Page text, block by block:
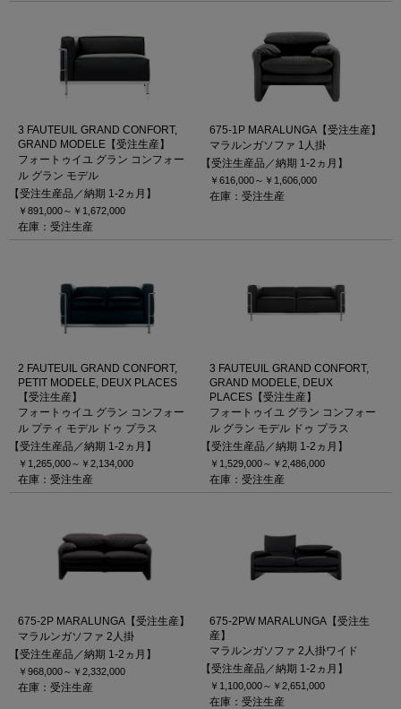
3 FAUTEUIL GRAND CONFORT,
GRAND MODELE【受注生産】
フォートゥイユ グラン コンフォー
ル グラン モデル
【受注生産品／納期 1-2ヵ月】
￥891,000～ ￥1,672,000
在庫：受注生産
675-1P MARALUNGA【受注生産】
マラルンガソファ 1人掛
【受注生産品／納期 1-2ヵ月】
￥616,000～ ￥1,606,000
在庫：受注生産
2 FAUTEUIL GRAND CONFORT,
PETIT MODELE, DEUX PLACES
【受注生産】
フォートゥイユ グラン コンフォー
ル プティ モデル ドゥ プラス
【受注生産品／納期 1-2ヵ月】
￥1,265,000～ ￥2,134,000
在庫：受注生産
3 FAUTEUIL GRAND CONFORT,
GRAND MODELE, DEUX
PLACES【受注生産】
フォートゥイユ グラン コンフォー
ル グラン モデル ドゥ プラス
【受注生産品／納期 1-2ヵ月】
￥1,529,000～ ￥2,486,000
在庫：受注生産
675-2P MARALUNGA【受注生産】
マラルンガソファ 2人掛
【受注生産品／納期 1-2ヵ月】
￥968,000～ ￥2,332,000
在庫：受注生産
675-2PW MARALUNGA【受注生
産】
マラルンガソファ 2人掛ワイド
【受注生産品／納期 1-2ヵ月】
￥1,100,000～ ￥2,651,000
在庫：受注生産